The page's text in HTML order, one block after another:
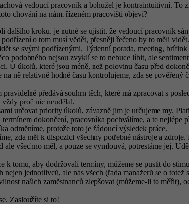
vedoucí pracovník a bohužel je kontraintuitivní. To
chování na námi řízeném pracovišti objeví?
kroku, je nutné se ujistit, že vedoucí pracovník
o tom musí vědět, přesněji řečeno by to měli vidět.
se svými podřízenými. Týdenní porada, meeting,
podobného nejsou zvyklí se to nebude líbit, ale
úkolů, které jsou méně, než polovinu času před
ně relativně hodně času kontrolujeme, zda se
předává souhrn těch, které má zpracovat s
vždy proč nic neudělal.
určovat priority úkolů, závazně jim je určujeme my.
dokončení, pracovníka pochválíme, a to
odměníme, protože toto je žádoucí výsledek práce.
zda měl k dispozici všechny potřebné nástroje a
všechno měl, a pouze se vymlouvá, potrestáme jej.
k tomu, aby dodržovali termíny, můžeme se pustit do
jednotlivců, ale nás všech (řada manažerů se o
našich zaměstnanců zlepšovat (můžeme-li to
Zasloužíte si to!